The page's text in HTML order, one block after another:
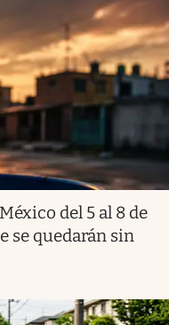
del 5 al 8 de
se quedarán sin